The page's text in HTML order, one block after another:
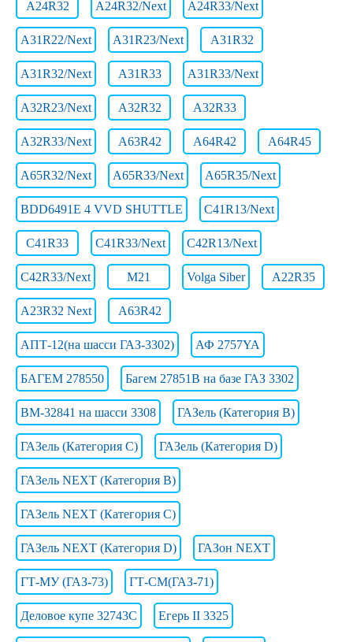
A24R32 A24R32/Next A24R33/Next
A31R22/Next A31R23/Next A31R32
A31R32/Next A31R33 A31R33/Next
A32R23/Next A32R32 A32R33
A32R33/Next A63R42 A64R42 A64R45
A65R32/Next A65R33/Next A65R35/Next
BDD6491E 4 VVD SHUTTLE C41R13/Next
C41R33 C41R33/Next C42R13/Next
C42R33/Next M21 Volga Siber А22R35
А23R32 Next А63R42
АПТ-12(на шасси ГАЗ-3302) АФ 2757YA
БАГЕМ 278550 Багем 27851В на базе ГАЗ 3302
ВМ-32841 на шасси 3308 ГАЗель (Категория B)
ГАЗель (Категория C) ГАЗель (Категория D)
ГАЗель NEXT (Категория B)
ГАЗель NEXT (Категория C)
ГАЗель NEXT (Категория D) ГАЗон NEXT
ГТ-МУ (ГАЗ-73) ГТ-СМ(ГАЗ-71)
Деловое купе 32743С Егерь II 3325